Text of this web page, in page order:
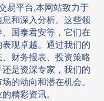
易平台,本网站致力于
和深入分析。这些领
国泰君安等，它们在
现卓越。通过我们的
财务报表、投资策略
是资深专家，我们的
的动向和潜在机会。
精彩资讯。